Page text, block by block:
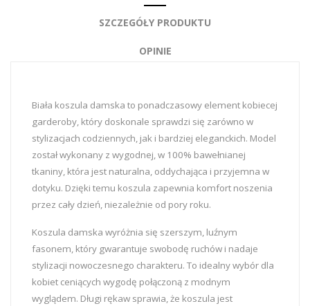
SZCZEGÓŁY PRODUKTU
OPINIE
Biała koszula damska to ponadczasowy element kobiecej
garderoby, który doskonale sprawdzi się zarówno w
stylizacjach codziennych, jak i bardziej eleganckich. Model
został wykonany z wygodnej, w 100% bawełnianej
tkaniny, która jest naturalna, oddychająca i przyjemna w
dotyku. Dzięki temu koszula zapewnia komfort noszenia
przez cały dzień, niezależnie od pory roku.
Koszula damska wyróżnia się szerszym, luźnym
fasonem, który gwarantuje swobodę ruchów i nadaje
stylizacji nowoczesnego charakteru. To idealny wybór dla
kobiet ceniących wygodę połączoną z modnym
wyglądem. Długi rękaw sprawia, że koszula jest